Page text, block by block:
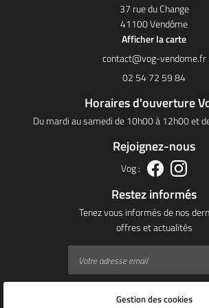
37 rue du Change
41100 Vendôme
Afficher la carte
02 54 72 59 84
Horaires d'ouverture
Du mardi au samedi de 10h00 à 12h00 et
Rejoignez-nous
Vog :
Restez informés
Tenez vous informés de nos
offres et actualités
Mentions Légales
Gestion des cookies